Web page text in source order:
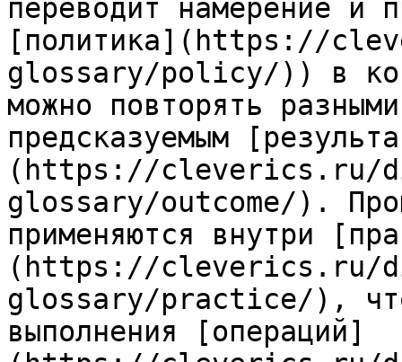
переводит намерение и
[политика](https://
glossary/policy/)) в
можно повторять
предсказуемым
(https://cleverics.ru/
glossary/outcome/).
применяются внутри
(https://cleverics.ru/
glossary/practice/),
выполнения [операций]